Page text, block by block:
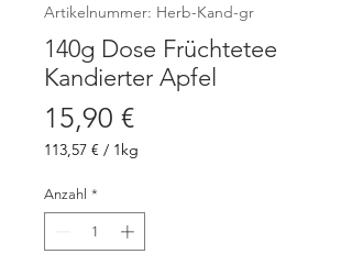
Artikelnummer: Herb-Kand-gr
140g Dose Früchtetee
Kandierter Apfel
15,90 €Preis
113,57 € / 1kg
pro
1
Kilogramm
Anzahl *